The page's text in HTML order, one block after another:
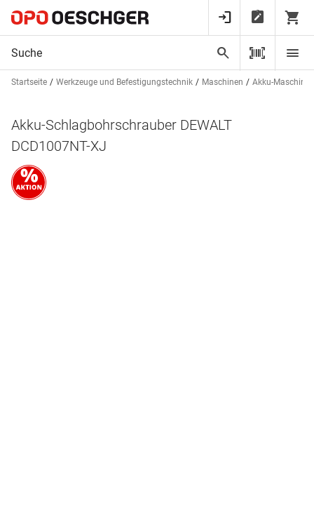
Startseite Werkzeuge und Befestigungstechnik Maschinen Akku-Maschinen
Akku-Schlagbohrschrauber DEWALT
DCD1007NT-XJ